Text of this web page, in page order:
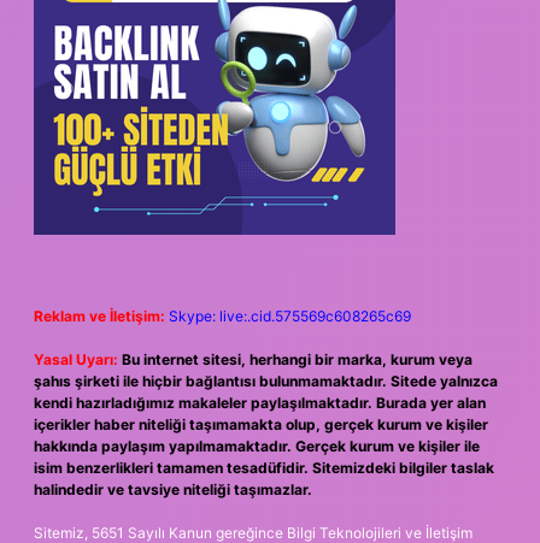
Reklam ve İletişim: Skype: live:.cid.575569c608265c69
Yasal Uyarı: Bu internet sitesi, herhangi bir marka, kurum veya
şahıs şirketi ile hiçbir bağlantısı bulunmamaktadır. Sitede yalnızca
kendi hazırladığımız makaleler paylaşılmaktadır. Burada yer alan
içerikler haber niteliği taşımamakta olup, gerçek kurum ve kişiler
hakkında paylaşım yapılmamaktadır. Gerçek kurum ve kişiler ile
isim benzerlikleri tamamen tesadüfidir. Sitemizdeki bilgiler taslak
halindedir ve tavsiye niteliği taşımazlar.
Sitemiz, 5651 Sayılı Kanun gereğince Bilgi Teknolojileri ve İletişim